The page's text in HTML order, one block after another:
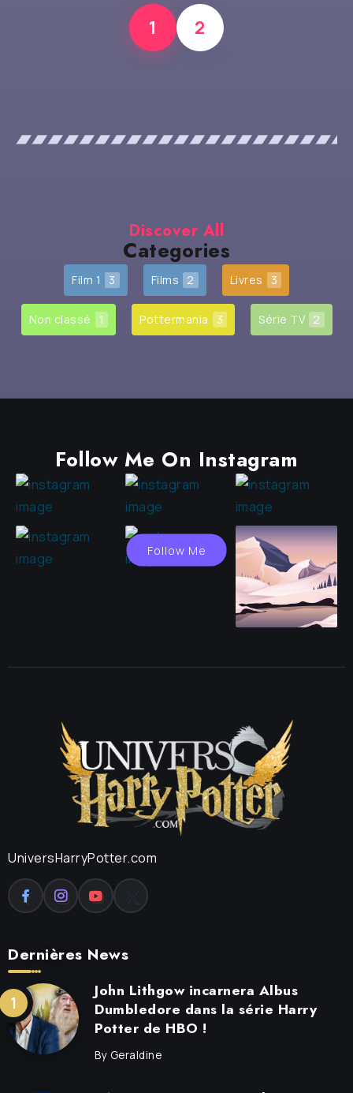
1 2
Categories
Discover All
Film 1 3 Films 2 Livres 3
Non classé 1 Pottermania 3 Série TV 2
Follow Me On Instagram
Follow Me
UniversHarryPotter.com
Dernières News
John Lithgow incarnera Albus
Dumbledore dans la série Harry
Potter de HBO !
By Geraldine